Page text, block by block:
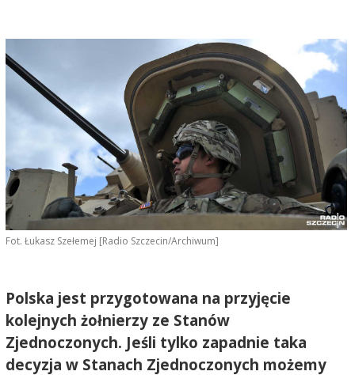
Fot. Łukasz Szełemej [Radio Szczecin/Archiwum]
Polska jest przygotowana na przyjęcie
kolejnych żołnierzy ze Stanów
Zjednoczonych. Jeśli tylko zapadnie taka
decyzja w Stanach Zjednoczonych możemy